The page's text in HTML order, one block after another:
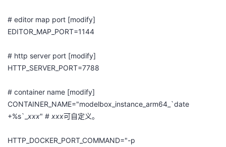
# editor map port [modify]
EDITOR_MAP_PORT=1144
# http server port [modify]
HTTP_SERVER_PORT=7788
# container name [modify]
CONTAINER_NAME="modelbox_instance_arm64_`date
+%s`_ xxx" # xxx可自定义。
HTTP_DOCKER_PORT_COMMAND="-p